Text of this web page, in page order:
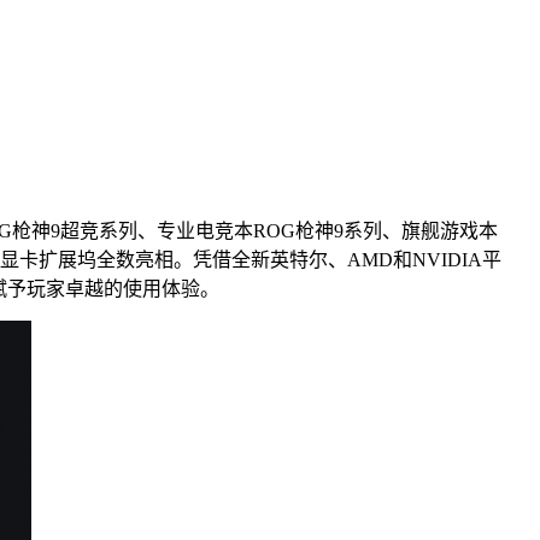
神9超竞系列、专业电竞本ROG枪神9系列、旗舰游戏本
卡扩展坞全数亮相。凭借全新英特尔、AMD和NVIDIA平
玩家卓越的使用体验。